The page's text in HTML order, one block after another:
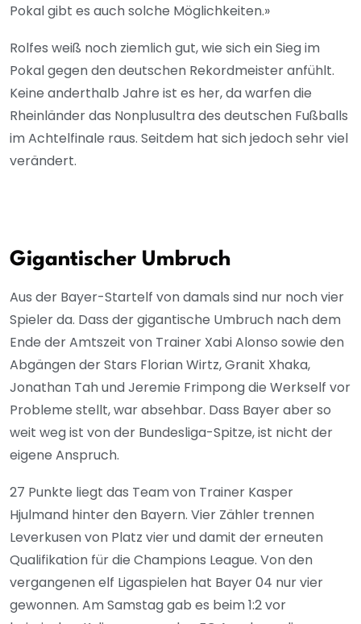
Pokal gibt es auch solche Möglichkeiten.»
Rolfes weiß noch ziemlich gut, wie sich ein Sieg im
Pokal gegen den deutschen Rekordmeister anfühlt.
Keine anderthalb Jahre ist es her, da warfen die
Rheinländer das Nonplusultra des deutschen Fußballs
im Achtelfinale raus. Seitdem hat sich jedoch sehr viel
verändert.
Gigantischer Umbruch
Aus der Bayer-Startelf von damals sind nur noch vier
Spieler da. Dass der gigantische Umbruch nach dem
Ende der Amtszeit von Trainer Xabi Alonso sowie den
Abgängen der Stars Florian Wirtz, Granit Xhaka,
Jonathan Tah und Jeremie Frimpong die Werkself vor
Probleme stellt, war absehbar. Dass Bayer aber so
weit weg ist von der Bundesliga-Spitze, ist nicht der
eigene Anspruch.
27 Punkte liegt das Team von Trainer Kasper
Hjulmand hinter den Bayern. Vier Zähler trennen
Leverkusen von Platz vier und damit der erneuten
Qualifikation für die Champions League. Von den
vergangenen elf Ligaspielen hat Bayer 04 nur vier
gewonnen. Am Samstag gab es beim 1:2 vor